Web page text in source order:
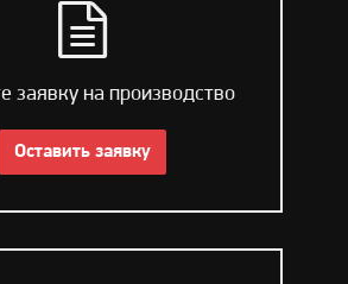
заявку на производство
Оставить заявку